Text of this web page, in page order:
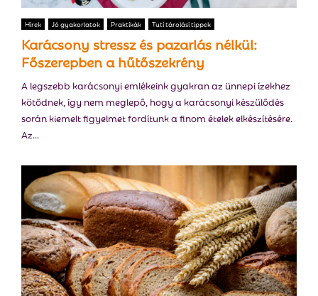
N
U
Hírek Jó gyakorlatok Praktikák Tuti tárolási tippek
Karácsony stressz és pazarlás nélkül:
Főszerepben a hűtőszekrény
A legszebb karácsonyi emlékeink gyakran az ünnepi ízekhez
kötődnek, így nem meglepő, hogy a karácsonyi készülődés
során kiemelt figyelmet fordítunk a finom ételek elkészítésére.
Az...